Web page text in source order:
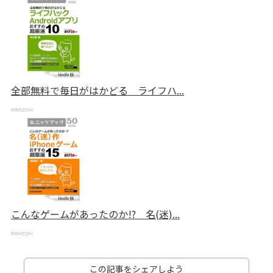
全部無料で毎日がはかどる ライフハ...
こんなゲームがあったのか!? 名(迷)...
この記事をシェアしよう